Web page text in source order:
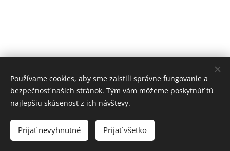
Kontaktní údajeCZ:+420 773561728 SK:+421 907261790
Cookies
Používame cookies, aby sme zaistili správne fungovanie a
bezpečnosť našich stránok. Tým vám môžeme poskytnúť tú
najlepšiu skúsenosť z ich návštevy.
Prijať nevyhnutné Prijať všetko